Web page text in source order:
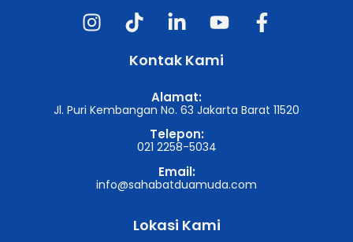
Kontak Kami
Alamat:
Jl. Puri Kembangan No. 63 Jakarta Barat 11520
Telepon:
021 2258-5034
Email:
info@sahabatduamuda.com
Lokasi Kami